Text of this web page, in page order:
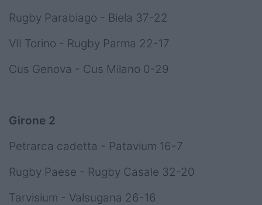
Rugby Parabiago - Biela 37-22
VII Torino - Rugby Parma 22-17
Cus Genova - Cus Milano 0-29
Girone 2
Petrarca cadetta - Patavium 16-7
Rugby Paese - Rugby Casale 32-20
Tarvisium - Valsugana 26-16